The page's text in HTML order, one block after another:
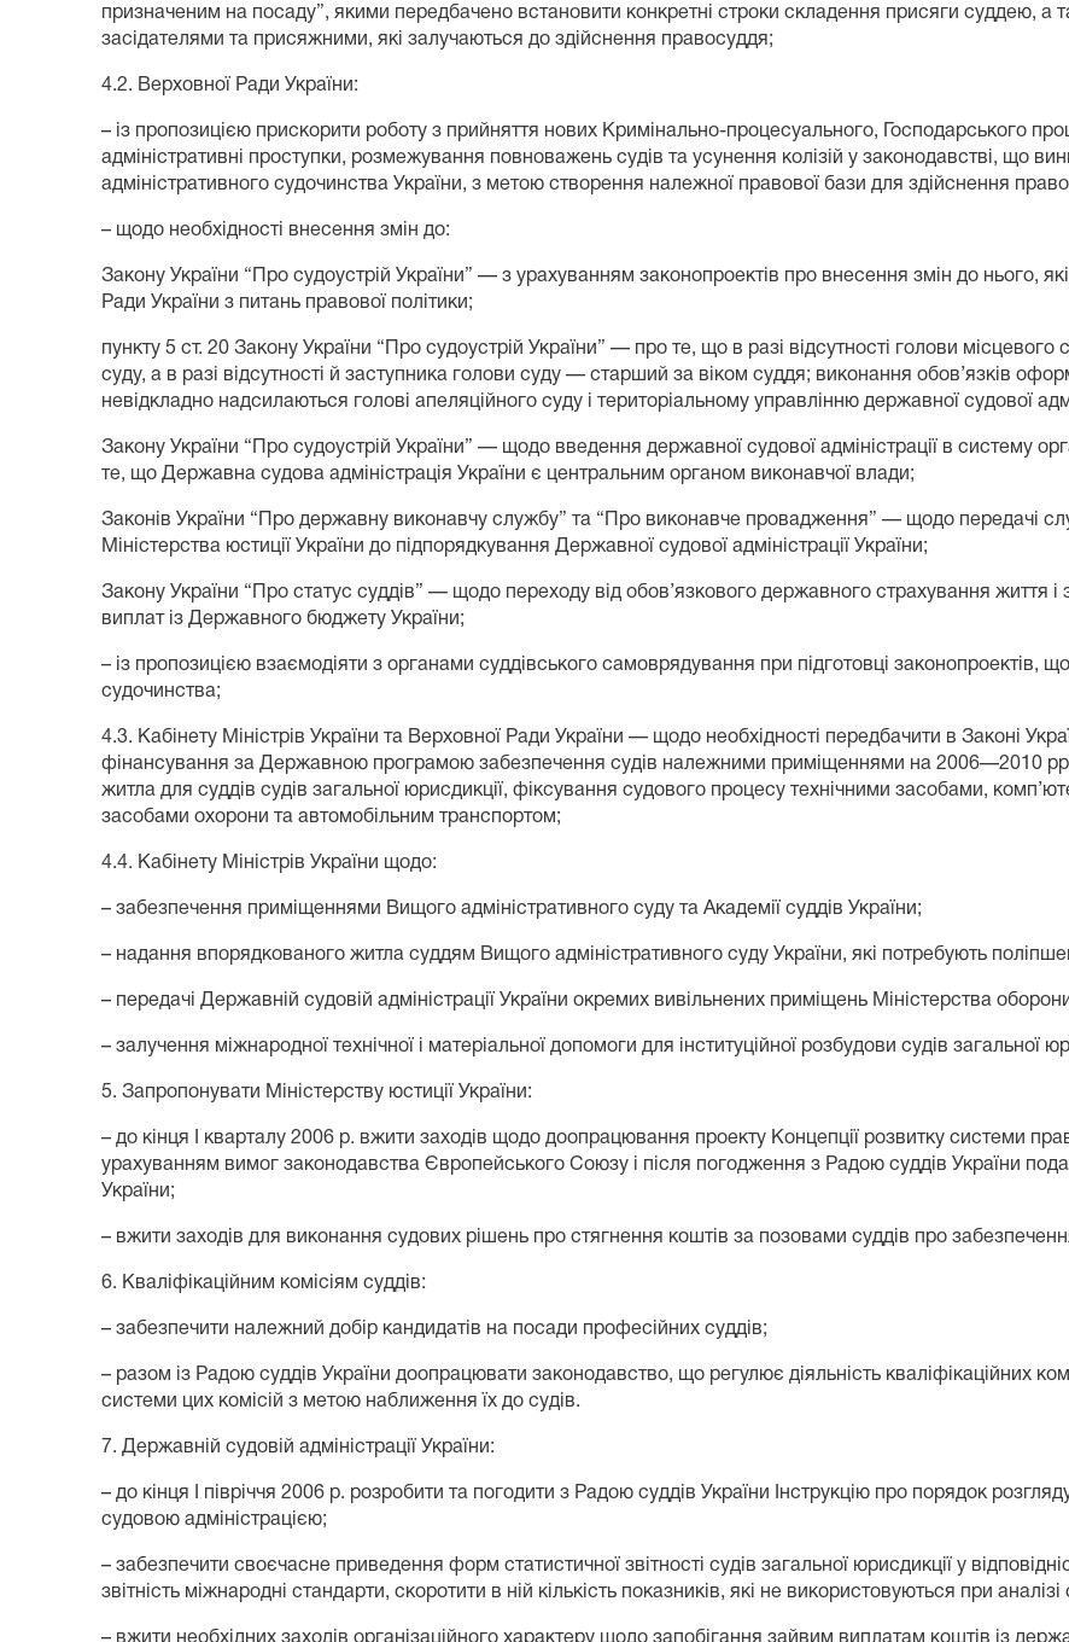
призначеним на посаду”, якими передбачено встановити конкретні строки складення присяги суддею,
засідателями та присяжними, які залучаються до здійснення правосуддя;
4.2. Верховної Ради України:
– із пропозицією прискорити роботу з прийняття нових Кримінально-процесуального, Господарського
адміністративні проступки, розмежування повноважень судів та усунення колізій у законодавстві, що
адміністративного судочинства України, з метою створення належної правової бази для здійснення
– щодо необхідності внесення змін до:
Закону України “Про судоустрій України” — з урахуванням законопроектів про внесення змін до нього,
Ради України з питань правової політики;
пункту 5 ст. 20 Закону України “Про судоустрій України” — про те, що в разі відсутності голови
суду, а в разі відсутності й заступника голови суду — старший за віком суддя; виконання обов’язків
невідкладно надсилаються голові апеляційного суду і територіальному управлінню державної судової
Закону України “Про судоустрій України” — щодо введення державної судової адміністрації в систему
те, що Державна судова адміністрація України є центральним органом виконавчої влади;
Законів України “Про державну виконавчу службу” та “Про виконавче провадження” — щодо передачі
Міністерства юстиції України до підпорядкування Державної судової адміністрації України;
Закону України “Про статус суддів” — щодо переходу від обов’язкового державного страхування життя і
виплат із Державного бюджету України;
– із пропозицією взаємодіяти з органами суддівського самоврядування при підготовці законопроектів,
судочинства;
4.3. Кабінету Міністрів України та Верховної Ради України — щодо необхідності передбачити в Законі
фінансування за Державною програмою забезпечення судів належними приміщеннями на 2006—2010
житла для суддів судів загальної юрисдикції, фіксування судового процесу технічними засобами,
засобами охорони та автомобільним транспортом;
4.4. Кабінету Міністрів України щодо:
– забезпечення приміщеннями Вищого адміністративного суду та Академії суддів України;
– надання впорядкованого житла суддям Вищого адміністративного суду України, які потребують
– передачі Державній судовій адміністрації України окремих вивільнених приміщень Міністерства
– залучення міжнародної технічної і матеріальної допомоги для інституційної розбудови судів загальної
5. Запропонувати Міністерству юстиції України:
– до кінця І кварталу 2006 р. вжити заходів щодо доопрацювання проекту Концепції розвитку системи
урахуванням вимог законодавства Європейського Союзу і після погодження з Радою суддів України
України;
– вжити заходів для виконання судових рішень про стягнення коштів за позовами суддів про
6. Кваліфікаційним комісіям суддів:
– забезпечити належний добір кандидатів на посади професійних суддів;
– разом із Радою суддів України доопрацювати законодавство, що регулює діяльність кваліфікаційних
системи цих комісій з метою наближення їх до судів.
7. Державній судовій адміністрації України:
– до кінця І півріччя 2006 р. розробити та погодити з Радою суддів України Інструкцію про порядок
судовою адміністрацією;
– забезпечити своєчасне приведення форм статистичної звітності судів загальної юрисдикції у
звітність міжнародні стандарти, скоротити в ній кількість показників, які не використовуються при